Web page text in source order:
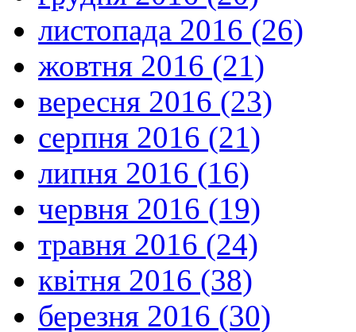
листопада 2016 (26)
жовтня 2016 (21)
вересня 2016 (23)
серпня 2016 (21)
липня 2016 (16)
червня 2016 (19)
травня 2016 (24)
квітня 2016 (38)
березня 2016 (30)